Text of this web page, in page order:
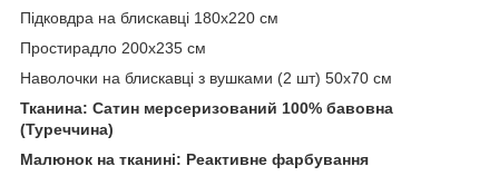
Підковдра на блискавці 180x220 см
Простирадло 200x235 см
Наволочки на блискавці з вушками (2 шт) 50х70 см
Тканина: Cатин мерсеризований 100% бавовна
(Туреччина)
Малюнок на тканині: Реактивне фарбування